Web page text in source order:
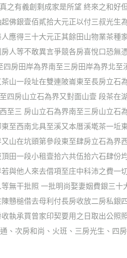
之有義創剩成家是所望 終來之和好
佛銀壹佰貳拾大元正以付三叔光生
應得三十大元正其餘田山物業茶種
人等不敢異言爭競各房喜悅口恐無
房田岸為界南至三房田岸為界北至
山一段址在雙連陂崙東至長房立石
四房山立石為界又對面山壹 段茶在
至三 房山立石為界南至三房山立石
至西南北具至溪又本厝溪墘茶一坵
山在坑頭第參段東至肆房立石為界
田一段小租壹拾六共伍拾六石肆份
與他人來去借項至庄中科沛之費一
無干批照 一批明尚娶妻姻費銀三十
戇槌借去母利付長房收放二房私銀
執承買曾家印契要用之日取出公照
、次房和尚、火班、三房光生、四